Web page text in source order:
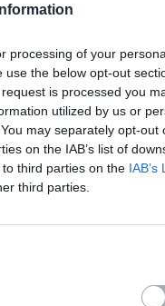
processing of your
the below opt-out
is processed you
utilized by us or
may separately opt-out
on the IAB’s list of
third parties on the IAB’s
third parties.
El
el
09